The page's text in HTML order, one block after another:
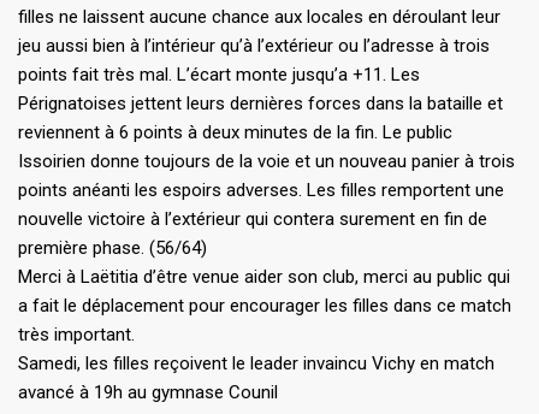
filles ne laissent aucune chance aux locales en déroulant leur
jeu aussi bien à l’intérieur qu’à l’extérieur ou l’adresse à trois
points fait très mal. L’écart monte jusqu’a +11. Les
Pérignatoises jettent leurs dernières forces dans la bataille et
reviennent à 6 points à deux minutes de la fin. Le public
Issoirien donne toujours de la voie et un nouveau panier à trois
points anéanti les espoirs adverses. Les filles remportent une
nouvelle victoire à l’extérieur qui contera surement en fin de
première phase. (56/64)
Merci à Laëtitia d’être venue aider son club, merci au public qui
a fait le déplacement pour encourager les filles dans ce match
très important.
Samedi, les filles reçoivent le leader invaincu Vichy en match
avancé à 19h au gymnase Counil